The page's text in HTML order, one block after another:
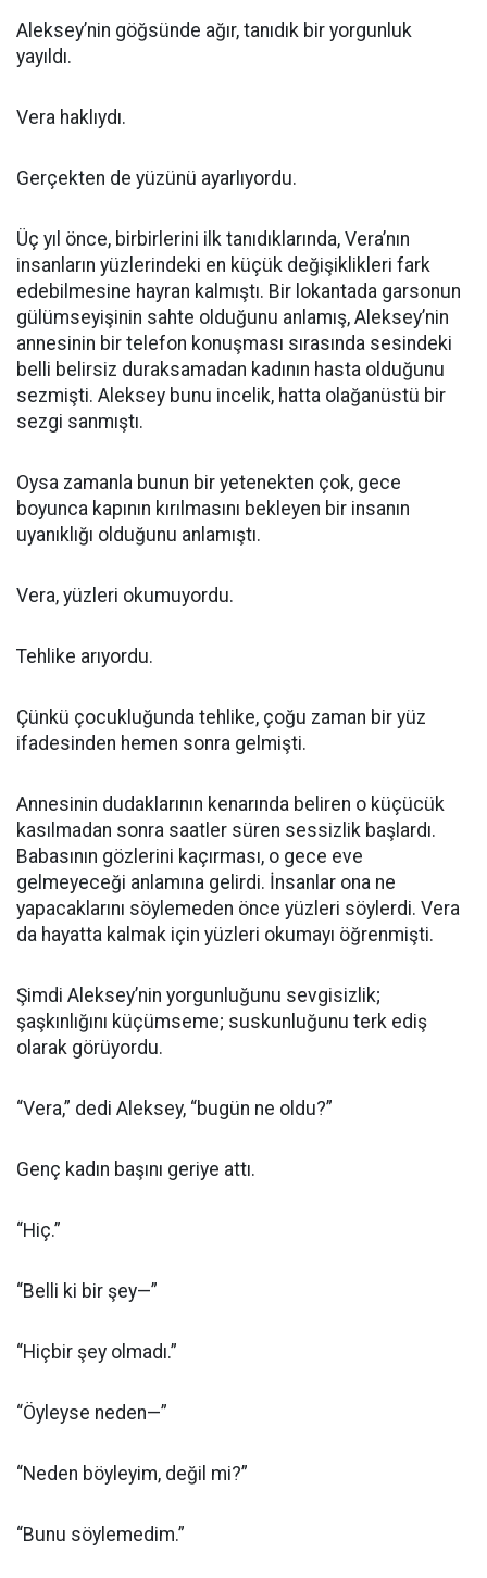
Aleksey’nin göğsünde ağır, tanıdık bir yorgunluk
yayıldı.
Vera haklıydı.
Gerçekten de yüzünü ayarlıyordu.
Üç yıl önce, birbirlerini ilk tanıdıklarında, Vera’nın
insanların yüzlerindeki en küçük değişiklikleri fark
edebilmesine hayran kalmıştı. Bir lokantada garsonun
gülümseyişinin sahte olduğunu anlamış, Aleksey’nin
annesinin bir telefon konuşması sırasında sesindeki
belli belirsiz duraksamadan kadının hasta olduğunu
sezmişti. Aleksey bunu incelik, hatta olağanüstü bir
sezgi sanmıştı.
Oysa zamanla bunun bir yetenekten çok, gece
boyunca kapının kırılmasını bekleyen bir insanın
uyanıklığı olduğunu anlamıştı.
Vera, yüzleri okumuyordu.
Tehlike arıyordu.
Çünkü çocukluğunda tehlike, çoğu zaman bir yüz
ifadesinden hemen sonra gelmişti.
Annesinin dudaklarının kenarında beliren o küçücük
kasılmadan sonra saatler süren sessizlik başlardı.
Babasının gözlerini kaçırması, o gece eve
gelmeyeceği anlamına gelirdi. İnsanlar ona ne
yapacaklarını söylemeden önce yüzleri söylerdi. Vera
da hayatta kalmak için yüzleri okumayı öğrenmişti.
Şimdi Aleksey’nin yorgunluğunu sevgisizlik;
şaşkınlığını küçümseme; suskunluğunu terk ediş
olarak görüyordu.
“Vera,” dedi Aleksey, “bugün ne oldu?”
Genç kadın başını geriye attı.
“Hiç.”
“Belli ki bir şey—”
“Hiçbir şey olmadı.”
“Öyleyse neden—”
“Neden böyleyim, değil mi?”
“Bunu söylemedim.”